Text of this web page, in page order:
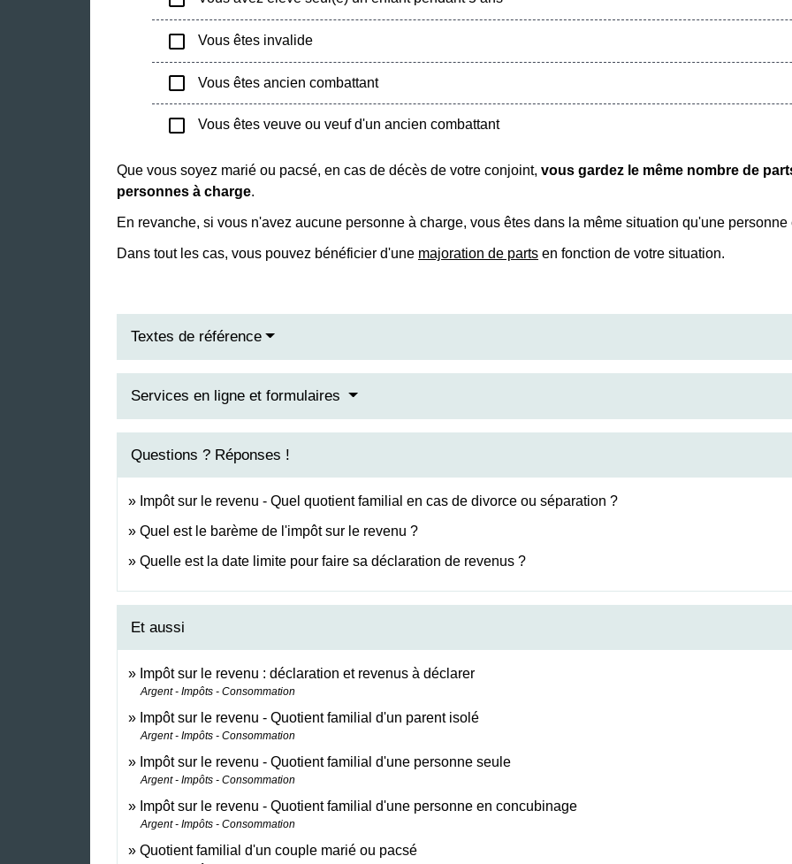
check_box_outline_blank Vous êtes invalide
check_box_outline_blank Vous êtes ancien combattant
check_box_outline_blank Vous êtes veuve ou veuf d'un ancien combattant
Que vous soyez marié ou pacsé, en cas de décès de votre conjoint, vous gardez le même nombre de
personnes à charge.
En revanche, si vous n'avez aucune personne à charge, vous êtes dans la même situation qu'une
Dans tout les cas, vous pouvez bénéficier d'une majoration de parts en fonction de votre situation.
Textes de référence
Services en ligne et formulaires
Questions ? Réponses !
Impôt sur le revenu - Quel quotient familial en cas de divorce ou séparation ?
Quel est le barème de l'impôt sur le revenu ?
Quelle est la date limite pour faire sa déclaration de revenus ?
Et aussi
Impôt sur le revenu : déclaration et revenus à déclarer
Argent - Impôts - Consommation
Impôt sur le revenu - Quotient familial d'un parent isolé
Argent - Impôts - Consommation
Impôt sur le revenu - Quotient familial d'une personne seule
Argent - Impôts - Consommation
Impôt sur le revenu - Quotient familial d'une personne en concubinage
Argent - Impôts - Consommation
Quotient familial d'un couple marié ou pacsé